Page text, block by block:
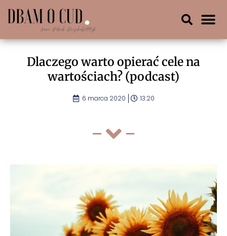
Dlaczego warto opierać cele na
wartościach? (podcast)
6 marca 2020 13:20